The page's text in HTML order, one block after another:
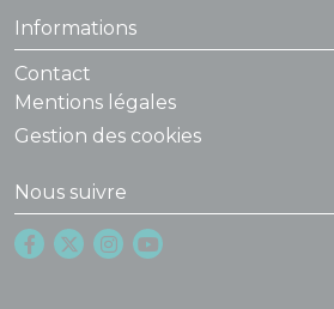
Informations
Contact
Mentions légales
Gestion des cookies
Nous suivre